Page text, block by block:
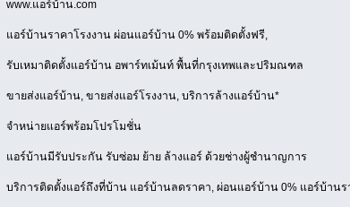
www.แอร์บ้าน.com
แอร์บ้านราคาโรงงาน ผ่อนแอร์บ้าน 0% พร้อมติดตั้งฟรี,
รับเหมาติดตั้งแอร์บ้าน อพาร์ทเม้นท์ พื้นที่กรุงเทพและปริมณฑล
ขายส่งแอร์บ้าน, ขายส่งแอร์โรงงาน, บริการล้างแอร์บ้าน*
จำหน่ายแอร์พร้อมโปรโมชั่น
แอร์บ้านมีรับประกัน รับซ่อม ย้าย ล้างแอร์ ด้วยช่างผู้ชำนาญการ
บริการติดตั้งแอร์ถึงที่บ้าน แอร์บ้านลดราคา, ผ่อนแอร์บ้าน 0% แอร์บ้า